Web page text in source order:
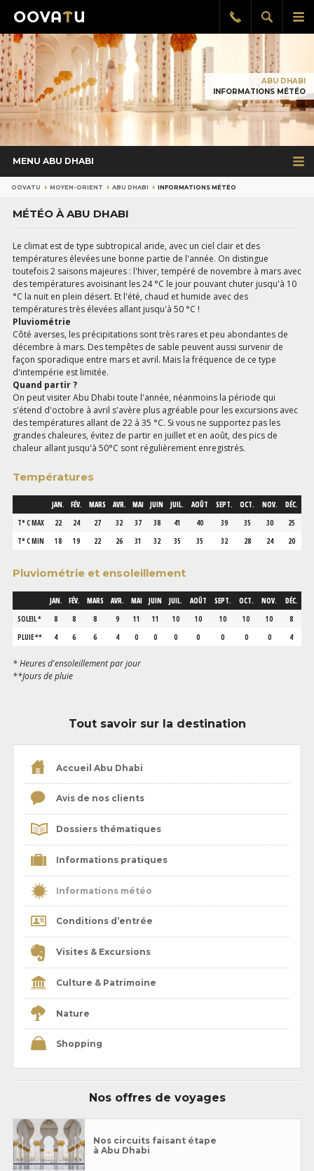
le
Afficher
la
Rappel
gratuit
ABU DHABI
INFORMATIONS MÉTÉO
MENU ABU DHABI
OOVATU MOYEN-ORIENT ABU DHABI INFORMATIONS MÉTÉO
MÉTÉO À ABU DHABI
Le climat est de type subtropical aride, avec un ciel clair et des
températures élevées une bonne partie de l'année. On distingue
toutefois 2 saisons majeures : l'hiver, tempéré de novembre à mars avec
des températures avoisinant les 24 °C le jour pouvant chuter jusqu'à 10
°C la nuit en plein désert. Et l'été, chaud et humide avec des
températures très élevées allant jusqu'à 50 °C !
Pluviométrie
Côté averses, les précipitations sont très rares et peu abondantes de
décembre à mars. Des tempêtes de sable peuvent aussi survenir de
façon sporadique entre mars et avril. Mais la fréquence de ce type
d'intempérie est limitée.
Quand partir ?
On peut visiter Abu Dhabi toute l'année, néanmoins la période qui
s'étend d'octobre à avril s'avère plus agréable pour les excursions avec
des températures allant de 22 à 35 °C. Si vous ne supportez pas les
grandes chaleures, évitez de partir en juillet et en août, des pics de
chaleur allant jusqu'à 50°C sont régulièrement enregistrés.
Températures
JAN. FÉV. MARS AVR. MAI JUIN JUIL. AOÛT SEPT. OCT. NOV.
DÉC.
T° C MAX
22 24 27 32 37 38 41 40 39 35 30
25
T° C MIN
18 19 22 26 31 32 35 35 32 28 24 20
Pluviométrie et ensoleillement
JAN. FÉV. MARS AVR. MAI JUIN JUIL. AOÛT SEPT. OCT. NOV.
DÉC.
SOLEIL *
8 8 8 9 11 11 10 10 10 10 10
8
PLUIE **
4 6 6 4 0 0 0 0 0 0 0 4
* Heures d'ensoleillement par jour
**Jours de pluie
Tout savoir sur la destination
Accueil Abu Dhabi
Avis de nos clients
Dossiers thématiques
Informations pratiques
Informations météo
Conditions d’entrée
Visites & Excursions
Culture & Patrimoine
Nature
Shopping
Nos offres de voyages
Nos circuits faisant étape
à Abu Dhabi